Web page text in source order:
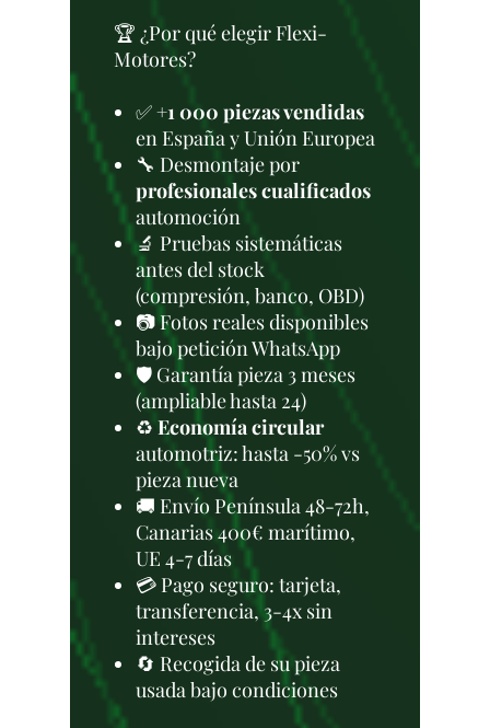
🏆 ¿Por qué elegir Flexi-
Motores?
✅+1 000 piezas vendidas
en España y Unión Europea
🔧 Desmontaje por
profesionales cualificados
automoción
🔬 Pruebas sistemáticas
antes del stock
(compresión, banco, OBD)
📷 Fotos reales disponibles
bajo petición WhatsApp
🛡️ Garantía pieza 3 meses
(ampliable hasta 24)
♻️Economía circular
automotriz: hasta -50% vs
pieza nueva
🚚 Envío Península 48-72h,
Canarias 400€ marítimo,
UE 4-7 días
💳 Pago seguro: tarjeta,
transferencia, 3-4x sin
intereses
🔄 Recogida de su pieza
usada bajo condiciones